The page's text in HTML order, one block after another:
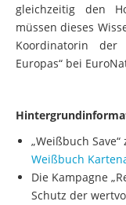
gleichzeitig den
müssen dieses
Koordinatorin der
Europas“ bei
„Weißbuch
Weißbuch
Die Kampagne
Schutz der